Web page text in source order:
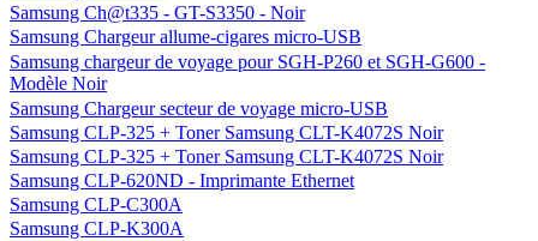
Samsung Ch@t335 - GT-S3350 - Noir
Samsung Chargeur allume-cigares micro-USB
Samsung chargeur de voyage pour SGH-P260 et SGH-G600 -
Modèle Noir
Samsung Chargeur secteur de voyage micro-USB
Samsung CLP-325 + Toner Samsung CLT-K4072S Noir
Samsung CLP-325 + Toner Samsung CLT-K4072S Noir
Samsung CLP-620ND - Imprimante Ethernet
Samsung CLP-C300A
Samsung CLP-K300A